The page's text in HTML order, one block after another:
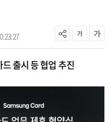
출시 등 협업 추진